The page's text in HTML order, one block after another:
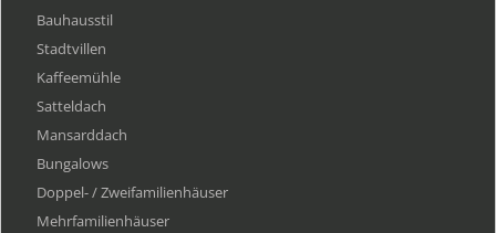
Bauhausstil
Stadtvillen
Kaffeemühle
Satteldach
Mansarddach
Bungalows
Doppel- / Zweifamilienhäuser
Mehrfamilien​häuser